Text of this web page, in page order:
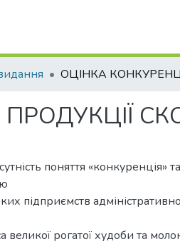
поняття «конкуренція»
підприємств
великої рогатої худоби та